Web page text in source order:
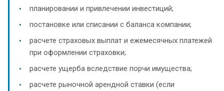
планировании и привлечении инвестиций;
постановке или списании с баланса компании;
расчете страховых выплат и ежемесячных платежей
при оформлении страховки;
расчете ущерба вследствие порчи имущества;
расчете рыночной арендной ставки (если